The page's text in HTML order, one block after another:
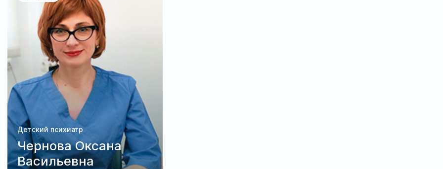
Детский психиатр
Чернова Оксана
Васильевна